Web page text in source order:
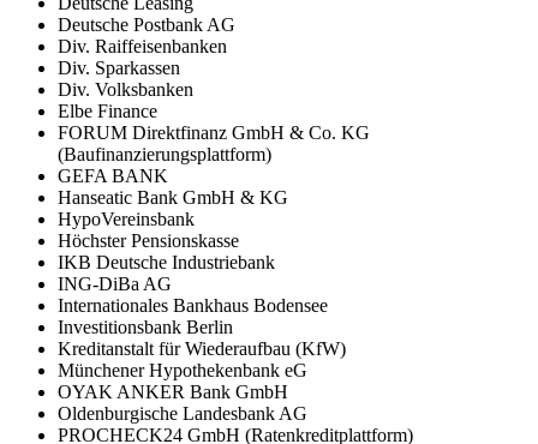
Deutsche Postbank AG
Div. Raiffeisenbanken
Div. Sparkassen
Div. Volksbanken
Elbe Finance
FORUM Direktfinanz GmbH & Co. KG
(Baufinanzierungsplattform)
GEFA BANK
Hanseatic Bank GmbH & KG
HypoVereinsbank
Höchster Pensionskasse
IKB Deutsche Industriebank
ING-DiBa AG
Internationales Bankhaus Bodensee
Investitionsbank Berlin
Kreditanstalt für Wiederaufbau (KfW)
Münchener Hypothekenbank eG
OYAK ANKER Bank GmbH
Oldenburgische Landesbank AG
PROCHECK24 GmbH (Ratenkreditplattform)